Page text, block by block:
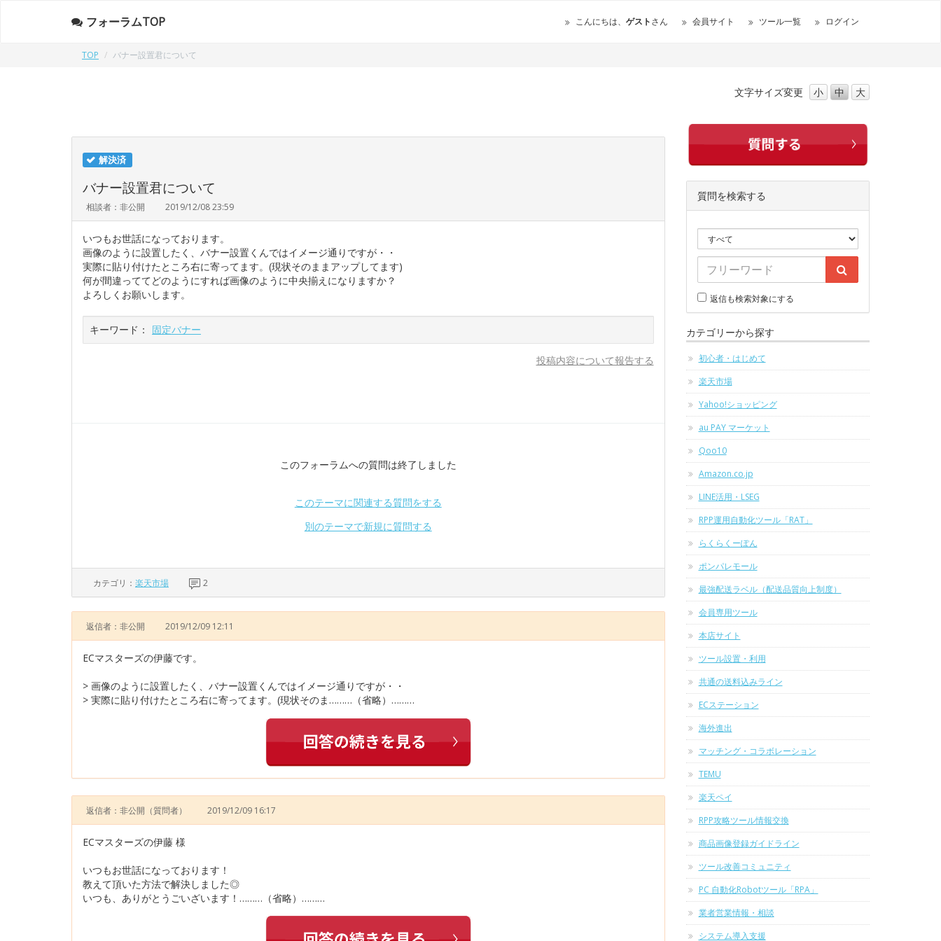
フォーラムTOP こんにちは、 ゲストさん 会員サイト ツール一覧 ログイン
TOP バナー設置君について
文字サイズ変更 小 中 大
解決済
バナー設置君について
相談者：非公開 2019/12/08 23:59
いつもお世話になっております。
画像のように設置したく、バナー設置くんではイメージ通りですが・・
実際に貼り付けたところ右に寄ってます。(現状そのままアップしてます)
何が間違っててどのようにすれば画像のように中央揃えになりますか？
よろしくお願いします。
キーワード： 固定バナー
投稿内容について報告する
このフォーラムへの質問は終了しました
このテーマに関連する質問をする
別のテーマで新規に質問する
カテゴリ： 楽天市場 2
返信者：非公開 2019/12/09 12:11
ECマスターズの伊藤です。
> 画像のように設置したく、バナー設置くんではイメージ通りですが・・
> 実際に貼り付けたところ右に寄ってます。(現状そのま………（省略）………
返信者：非公開 （質問者） 2019/12/09 16:17
ECマスターズの伊藤 様
いつもお世話になっております！
教えて頂いた方法で解決しました◎
いつも、ありがとうごいざいます！………（省略）………
質問を検索する
返信も検索対象にする
カテゴリーから探す
初心者・はじめて
楽天市場
Yahoo!ショッピング
au PAY マーケット
Qoo10
Amazon.co.jp
LINE活用・LSEG
RPP運用自動化ツール「RAT」
らくらくーぽん
ポンパレモール
最強配送ラベル（配送品質向上制度）
会員専用ツール
本店サイト
ツール設置・利用
共通の送料込みライン
ECステーション
海外進出
マッチング・コラボレーション
TEMU
楽天ペイ
RPP攻略ツール情報交換
商品画像登録ガイドライン
ツール改善コミュニティ
PC 自動化Robotツール「RPA」
業者営業情報・相談
システム導入支援